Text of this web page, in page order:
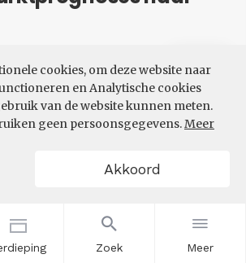
Zoek Meer
cookies, om deze website naar
en Analytische cookies
van de website kunnen meten.
geen persoonsgegevens.Meer
Akkoord
UITBREIDINGS-
NAAR
Filters